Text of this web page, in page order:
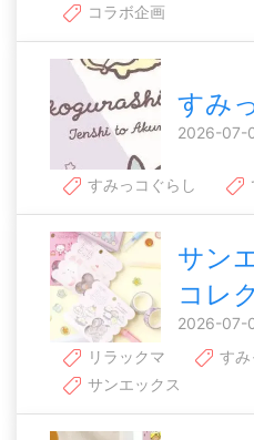
コラボ企画
すみ
2026-07-
すみっコぐらし
サン
コレ
2026-07-
リラックマ
すみ
サンエックス